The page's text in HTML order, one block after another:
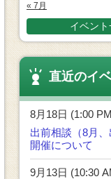
« 7月
イベン
直近のイ
8月18日 (1:00
出前相談（8月
開催について
9月13日 (10:30